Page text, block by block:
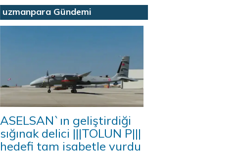
uzmanpara Gündemi
ASELSAN`ın geliştirdiği
sığınak delici |||TOLUN P|||
hedefi tam isabetle vurdu